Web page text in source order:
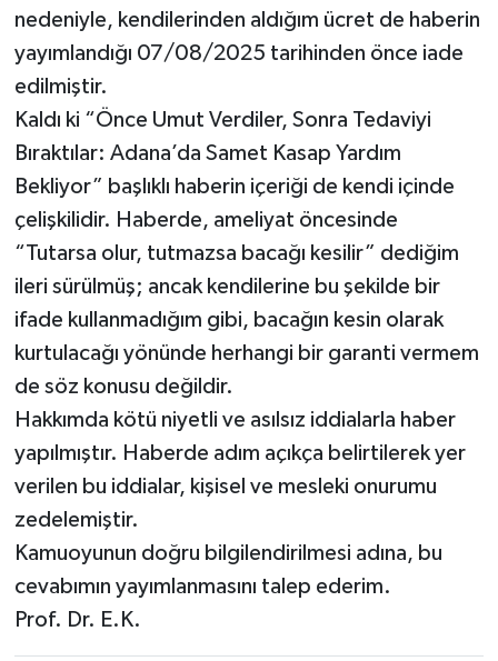
nedeniyle, kendilerinden aldığım ücret de haberin
yayımlandığı 07/08/2025 tarihinden önce iade
edilmiştir.
Kaldı ki “Önce Umut Verdiler, Sonra Tedaviyi
Bıraktılar: Adana’da Samet Kasap Yardım
Bekliyor” başlıklı haberin içeriği de kendi içinde
çelişkilidir. Haberde, ameliyat öncesinde
“Tutarsa olur, tutmazsa bacağı kesilir” dediğim
ileri sürülmüş; ancak kendilerine bu şekilde bir
ifade kullanmadığım gibi, bacağın kesin olarak
kurtulacağı yönünde herhangi bir garanti vermem
de söz konusu değildir.
Hakkımda kötü niyetli ve asılsız iddialarla haber
yapılmıştır. Haberde adım açıkça belirtilerek yer
verilen bu iddialar, kişisel ve mesleki onurumu
zedelemiştir.
Kamuoyunun doğru bilgilendirilmesi adına, bu
cevabımın yayımlanmasını talep ederim.
Prof. Dr. E.K.